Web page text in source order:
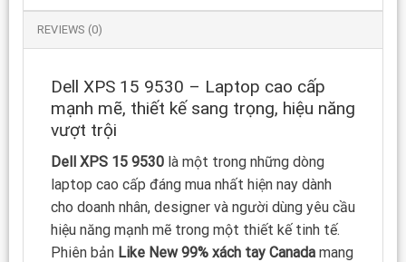
REVIEWS (0)
Dell XPS 15 9530 – Laptop cao cấp
mạnh mẽ, thiết kế sang trọng, hiệu năng
vượt trội
Dell XPS 15 9530là một trong những dòng
laptop cao cấp đáng mua nhất hiện nay dành
cho doanh nhân, designer và người dùng yêu cầu
hiệu năng mạnh mẽ trong một thiết kế tinh tế.
Phiên bản Like New 99% xách tay Canadamang